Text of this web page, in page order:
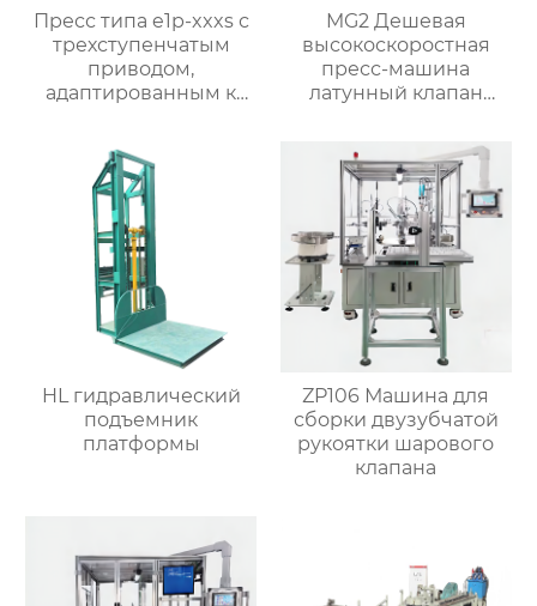
Пресс типа e1p-xxxs с
трехступенчатым
приводом,
адаптированным к
процесса
MG2 Дешевая
высокоскоростная
пресс-машина
латунный клапан
машина горячей
ковки
HL гидравлический
подъемник
платформы
ZP106 Машина для
сборки двузубчатой
рукоятки шарового
клапана